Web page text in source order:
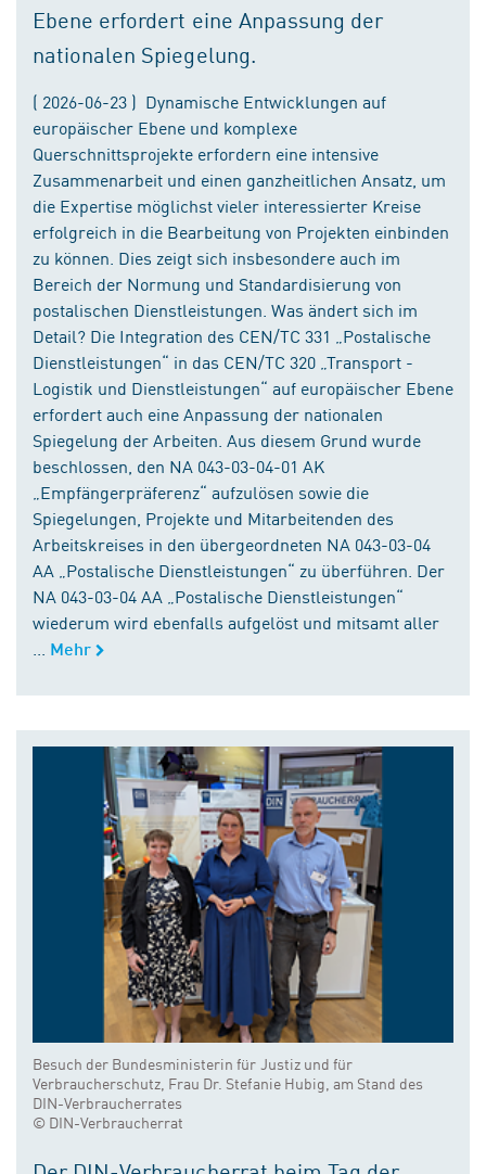
Ebene erfordert eine Anpassung der
nationalen Spiegelung.
( 2026-06-23 ) Dynamische Entwicklungen auf
europäischer Ebene und komplexe
Querschnittsprojekte erfordern eine intensive
Zusammenarbeit und einen ganzheitlichen Ansatz, um
die Expertise möglichst vieler interessierter Kreise
erfolgreich in die Bearbeitung von Projekten einbinden
zu können. Dies zeigt sich insbesondere auch im
Bereich der Normung und Standardisierung von
postalischen Dienstleistungen. Was ändert sich im
Detail? Die Integration des CEN/TC 331 „Postalische
Dienstleistungen“ in das CEN/TC 320 „Transport -
Logistik und Dienstleistungen“ auf europäischer Ebene
erfordert auch eine Anpassung der nationalen
Spiegelung der Arbeiten. Aus diesem Grund wurde
beschlossen, den NA 043-03-04-01 AK
„Empfängerpräferenz“ aufzulösen sowie die
Spiegelungen, Projekte und Mitarbeitenden des
Arbeitskreises in den übergeordneten NA 043-03-04
AA „Postalische Dienstleistungen“ zu überführen. Der
NA 043-03-04 AA „Postalische Dienstleistungen“
wiederum wird ebenfalls aufgelöst und mitsamt aller
Mehr
Besuch der Bundesministerin für Justiz und für
Verbraucherschutz, Frau Dr. Stefanie Hubig, am Stand des
DIN-Verbraucherrates
© DIN-Verbraucherrat